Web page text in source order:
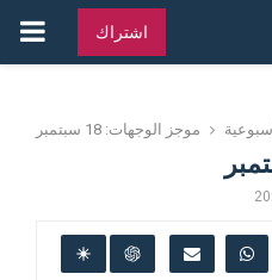
اشتراك
موجز الوجهات: 18 سبتمبر